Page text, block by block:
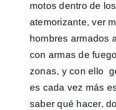
motos dentro de
atemorizante, ver
hombres armados
con armas de
zonas, y con ello
es cada vez más
saber qué hacer,